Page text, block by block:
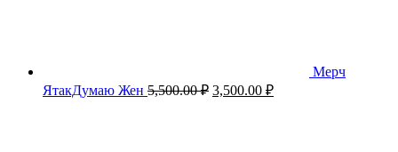
Мерч
ЯтакДумаю Жен 5,500.00₽ Первоначальная
3,500.00 ₽Текущая